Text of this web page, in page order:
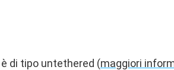
di tipo untethered (maggiori